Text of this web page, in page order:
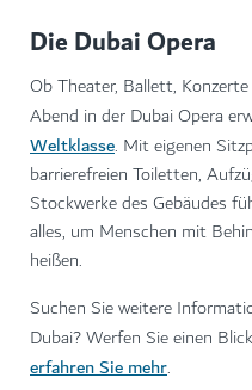
Die Dubai Opera
Ob Theater, Ballett,
Abend in der Dubai Opera
Weltklasse. Mit eigenen
barrierefreien Toiletten,
Stockwerke des Gebäudes
alles, um Menschen mit
heißen.
Suchen Sie weitere
Dubai? Werfen Sie einen
erfahren Sie mehr.